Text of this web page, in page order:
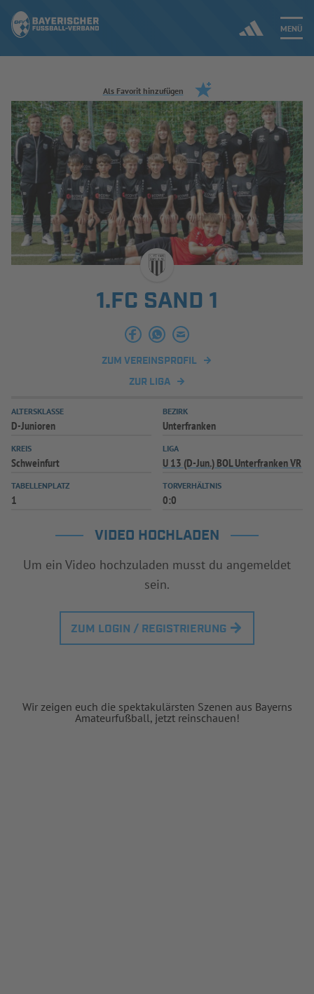
MENÜ
Jetzt einloggen
ERGEBNISSE & WETTBEWERBE
NEUIGKEITEN
SPIELBETRIEB & VERBANDSLEBEN
AUSBILDUNG & FÖRDERUNG
INFOTHEK SPIELPLUS
Als Favorit hinzufügen
1.FC SAND 1
ZUM VEREINSPROFIL
ZUR LIGA
ALTERSKLASSE
D-Junioren
BEZIRK
Unterfranken
KREIS
Schweinfurt
LIGA
U 13 (D-Jun.) BOL Unterfranken VR
TABELLENPLATZ
1
TORVERHÄLTNIS
0:0
VIDEO HOCHLADEN
Um ein Video hochzuladen musst du angemeldet
sein.
ZUM LOGIN / REGISTRIERUNG
Wir zeigen euch die spektakulärsten Szenen aus Bayerns
Amateurfußball, jetzt reinschauen!